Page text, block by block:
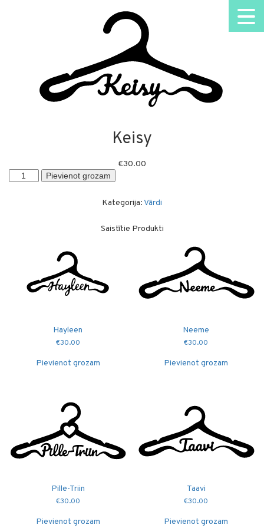
Keisy
€30.00
Keisy
daudzums
Pievienot grozam
Kategorija:Vārdi
Saistītie Produkti
Hayleen
€30.00
Pievienot grozam
Neeme
€30.00
Pievienot grozam
Pille-Triin
€30.00
Pievienot grozam
Taavi
€30.00
Pievienot grozam